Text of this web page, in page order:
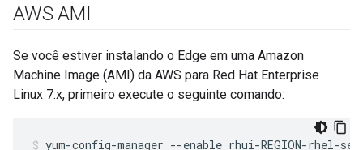
AWS AMI
Se você estiver instalando o Edge em uma Amazon
Machine Image (AMI) da AWS para Red Hat Enterprise
Linux 7.x, primeiro execute o seguinte comando:
yum-config-manager --enable rhui-REGION-rhel-